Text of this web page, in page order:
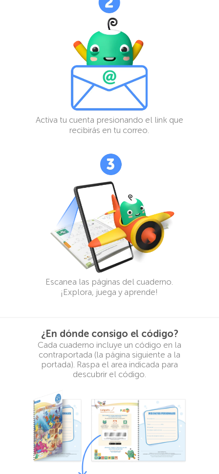
Activa tu cuenta presionando el link que
recibirás en tu correo.
Escanea las páginas del cuaderno.
¡Explora, juega y aprende!
¿En dónde consigo el código?
Cada cuaderno incluye un código en la
contraportada (la página siguiente a la
portada). Raspa el area indicada para
descubrir el código.